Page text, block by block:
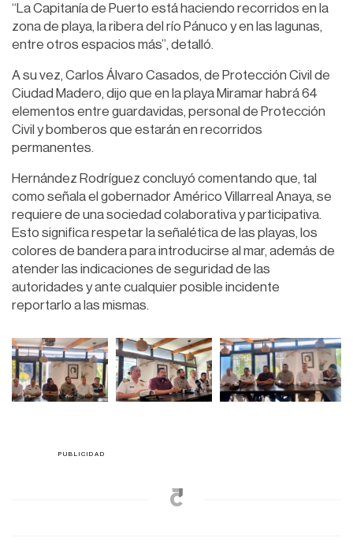
“La Capitanía de Puerto está haciendo recorridos en la
zona de playa, la ribera del río Pánuco y en las lagunas,
entre otros espacios más”, detalló.
A su vez, Carlos Álvaro Casados, de Protección Civil de
Ciudad Madero, dijo que en la playa Miramar habrá 64
elementos entre guardavidas, personal de Protección
Civil y bomberos que estarán en recorridos
permanentes.
Hernández Rodríguez concluyó comentando que, tal
como señala el gobernador Américo Villarreal Anaya, se
requiere de una sociedad colaborativa y participativa.
Esto significa respetar la señalética de las playas, los
colores de bandera para introducirse al mar, además de
atender las indicaciones de seguridad de las
autoridades y ante cualquier posible incidente
reportarlo a las mismas.